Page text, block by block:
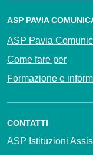
ASP PAVIA
ASP Pavia
Come fare per
Formazione e
CONTATTI
ASP Istituzioni